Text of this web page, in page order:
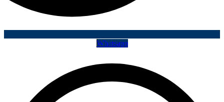
Whatsapp